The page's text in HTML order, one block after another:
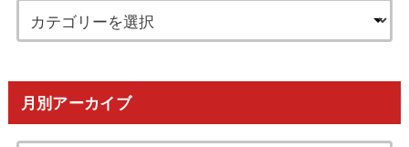
月別アーカイブ